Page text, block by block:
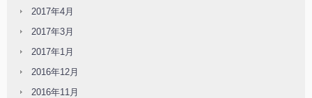
2017年4月
2017年3月
2017年1月
2016年12月
2016年11月